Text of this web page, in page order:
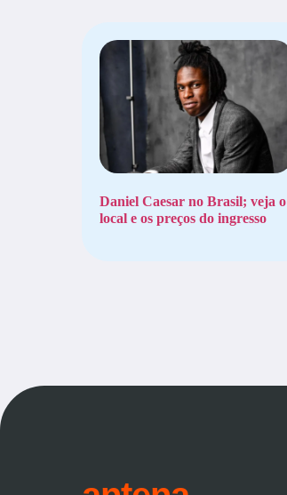
Daniel Caesar no Brasil; veja o
local e os preços do ingresso